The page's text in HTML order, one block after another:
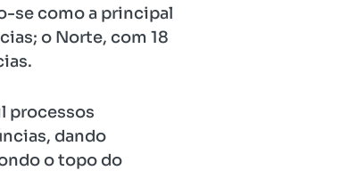
se como a principal
o Norte, com 18
processos
dando
o topo do